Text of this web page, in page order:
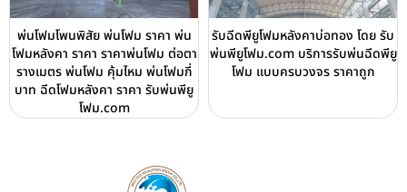
พ่นโฟมโพนพิสัย พ่นโฟม ราคา พ่น
โฟมหลังคา ราคา ราคาพ่นโฟม ต่อตา
รางเมตร พ่นโฟม คุ้มไหม พ่นโฟมกี่
บาท ฉีดโฟมหลังคา ราคา รับพ่นพียู
โฟม.com
รับฉีดพียูโฟมหลังคาบ่อทอง โดย รับ
พ่นพียูโฟม.com บริการรับพ่นฉีดพียู
โฟม แบบครบวงจร ราคาถูก